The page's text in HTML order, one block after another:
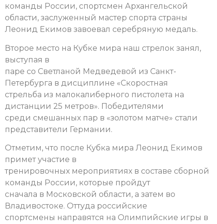
команды России, спортсмен Архангельской
области, заслуженный мастер спорта страны
Леонид Екимов завоевал серебряную медаль.
Второе место на Кубке мира наш стрелок занял,
выступая в
паре со Светланой Медведевой из Санкт-
Петербурга в дисциплине «Скоростная
стрельба из малокалиберного пистолета на
дистанции 25 метров». Победителями
среди смешанных пар в «золотом матче» стали
представители Германии.
Отметим, что после Кубка мира Леонид Екимов
примет участие в
тренировочных мероприятиях в составе сборной
команды России, которые пройдут
сначала в Московской области, а затем во
Владивостоке. Оттуда российские
спортсмены направятся на Олимпийские игры в